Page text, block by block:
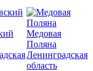
Медовая
Поляна
Ленинградская
область